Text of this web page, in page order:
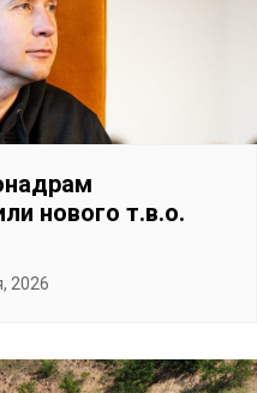
нового т.в.о.
2026